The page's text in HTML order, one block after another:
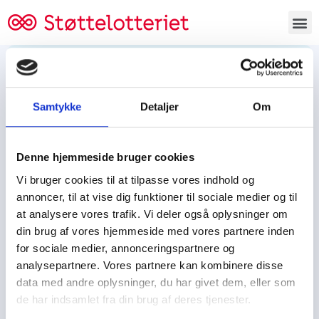
Samtykke Detaljer Om
Denne hjemmeside bruger cookies
Vi bruger cookies til at tilpasse vores indhold og
annoncer, til at vise dig funktioner til sociale medier og til
at analysere vores trafik. Vi deler også oplysninger om
din brug af vores hjemmeside med vores partnere inden
for sociale medier, annonceringspartnere og
analysepartnere. Vores partnere kan kombinere disse
data med andre oplysninger, du har givet dem, eller som
de har indsamlet fra din brug af deres tjenester.
Tjen penge og støt
Tjen penge til:
Spejdere/spejdergruppen/FDF’ere, m.fl.
Kontor
Tjenpengeogstoet.dk
Ejby Industrivej 91
DK – 2600 Glostrup
CVR: 19347508